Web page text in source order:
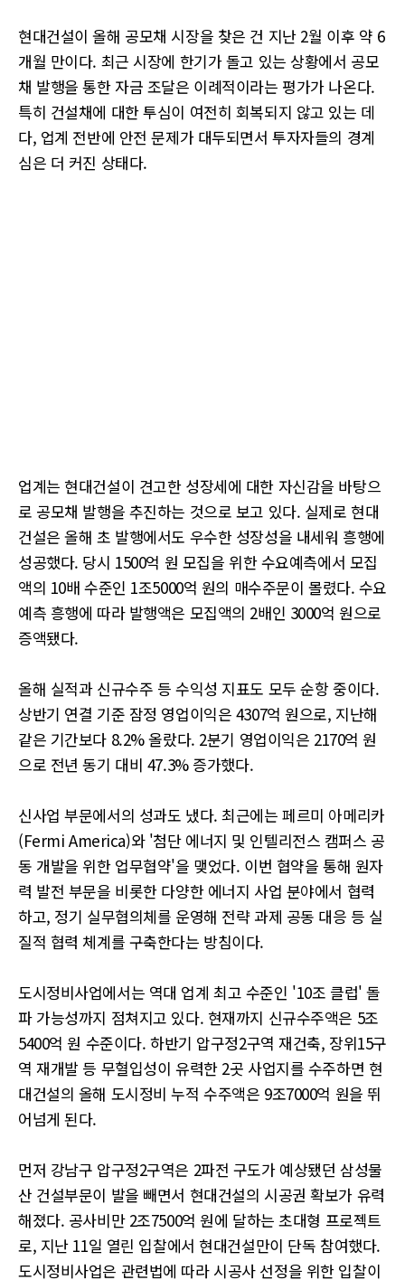
현대건설이 올해 공모채 시장을 찾은 건 지난 2월 이후 약 6
개월 만이다. 최근 시장에 한기가 돌고 있는 상황에서 공모
채 발행을 통한 자금 조달은 이례적이라는 평가가 나온다.
특히 건설채에 대한 투심이 여전히 회복되지 않고 있는 데
다, 업계 전반에 안전 문제가 대두되면서 투자자들의 경계
심은 더 커진 상태다.
업계는 현대건설이 견고한 성장세에 대한 자신감을 바탕으
로 공모채 발행을 추진하는 것으로 보고 있다. 실제로 현대
건설은 올해 초 발행에서도 우수한 성장성을 내세워 흥행에
성공했다. 당시 1500억 원 모집을 위한 수요예측에서 모집
액의 10배 수준인 1조5000억 원의 매수주문이 몰렸다. 수요
예측 흥행에 따라 발행액은 모집액의 2배인 3000억 원으로
증액됐다.
올해 실적과 신규수주 등 수익성 지표도 모두 순항 중이다.
상반기 연결 기준 잠정 영업이익은 4307억 원으로, 지난해
같은 기간보다 8.2% 올랐다. 2분기 영업이익은 2170억 원
으로 전년 동기 대비 47.3% 증가했다.
신사업 부문에서의 성과도 냈다. 최근에는 페르미 아메리카
(Fermi America)와 '첨단 에너지 및 인텔리전스 캠퍼스 공
동 개발을 위한 업무협약'을 맺었다. 이번 협약을 통해 원자
력 발전 부문을 비롯한 다양한 에너지 사업 분야에서 협력
하고, 정기 실무협의체를 운영해 전략 과제 공동 대응 등 실
질적 협력 체계를 구축한다는 방침이다.
도시정비사업에서는 역대 업계 최고 수준인 '10조 클럽' 돌
파 가능성까지 점쳐지고 있다. 현재까지 신규수주액은 5조
5400억 원 수준이다. 하반기 압구정2구역 재건축, 장위15구
역 재개발 등 무혈입성이 유력한 2곳 사업지를 수주하면 현
대건설의 올해 도시정비 누적 수주액은 9조7000억 원을 뛰
어넘게 된다.
먼저 강남구 압구정2구역은 2파전 구도가 예상됐던 삼성물
산 건설부문이 발을 빼면서 현대건설의 시공권 확보가 유력
해졌다. 공사비만 2조7500억 원에 달하는 초대형 프로젝트
로, 지난 11일 열린 입찰에서 현대건설만이 단독 참여했다.
도시정비사업은 관련법에 따라 시공사 선정을 위한 입찰이